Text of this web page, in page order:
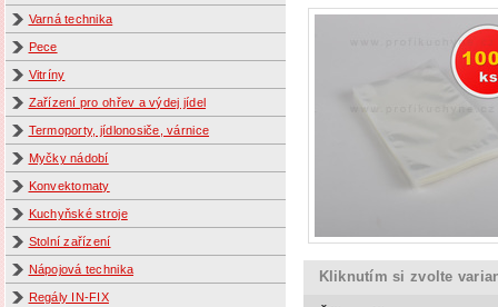
Varná technika
Pece
Vitríny
Zařízení pro ohřev a výdej jídel
Termoporty, jídlonosiče, várnice
Myčky nádobí
Konvektomaty
Kuchyňské stroje
Stolní zařízení
Nápojová technika
Regály IN-FIX
Kliknutím si zvolte